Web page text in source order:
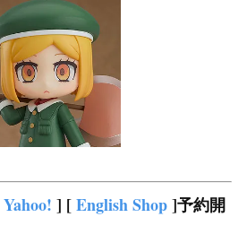
Yahoo! ] [English Shop]予約開